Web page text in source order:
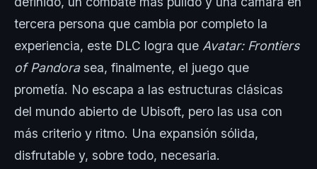
tercera persona que cambia por completo la
experiencia, este DLC logra que Avatar: Frontiers
of Pandorasea, finalmente, el juego que
prometía. No escapa a las estructuras clásicas
del mundo abierto de Ubisoft, pero las usa con
más criterio y ritmo. Una expansión sólida,
disfrutable y, sobre todo, necesaria.